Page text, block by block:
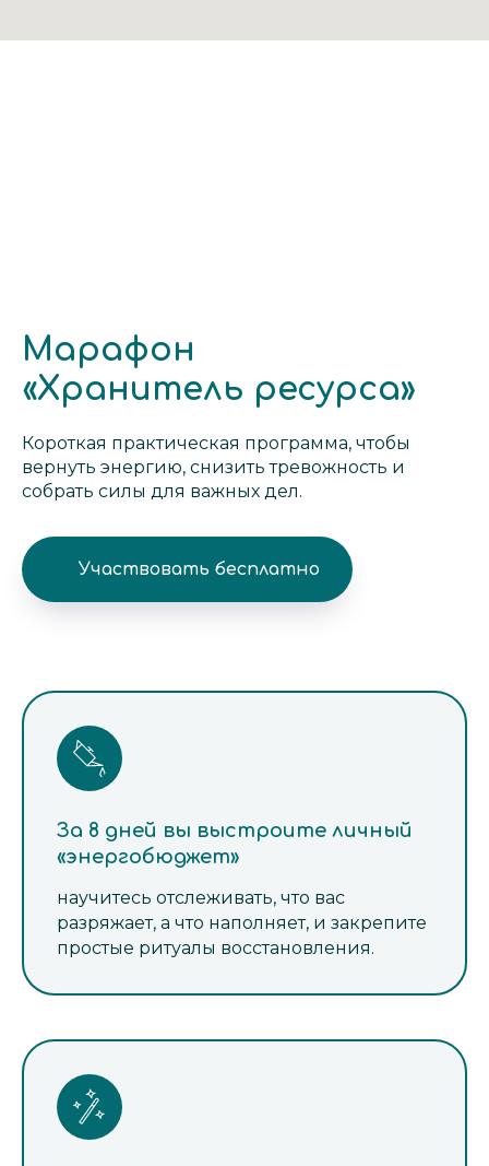
Марафон
«Хранитель ресурса»
Короткая практическая программа, чтобы
вернуть энергию, снизить тревожность и
собрать силы для важных дел.
Участвовать бесплатно
За 8 дней вы выстроите личный
«энергобюджет»
научитесь отслеживать, что вас
разряжает, а что наполняет, и закрепите
простые ритуалы восстановления.